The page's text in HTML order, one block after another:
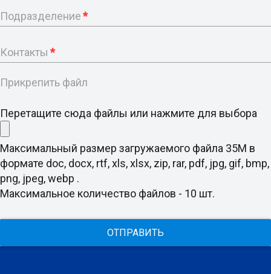
Подразделение*
Контакты *
Прикрепить файл
Перетащите сюда файлы или нажмите для выбора
Максимальный размер загружаемого файла 35M в
формате doc, docx, rtf, xls, xlsx, zip, rar, pdf, jpg, gif, bmp,
png, jpeg, webp .
Максимальное количество файлов - 10 шт.
ОТПРАВИТЬ